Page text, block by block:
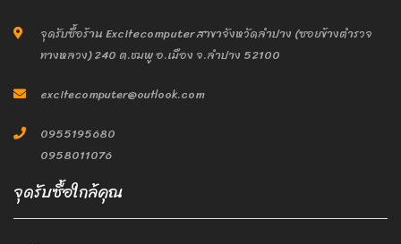
จุดรับซื้อร้าน Excitecomputer สาขาจังหวัดลำปาง (ซอยข้างตำรวจ
ทางหลวง) 240 ต.ชมพู อ.เมือง จ.ลำปาง 52100
excitecomputer@outlook.com
0955195680
0958011076
จุดรับซื้อใกล้คุณ